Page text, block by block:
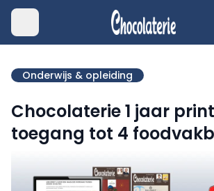
Onderwijs & opleiding
Chocolaterie 1 jaar
toegang tot 4